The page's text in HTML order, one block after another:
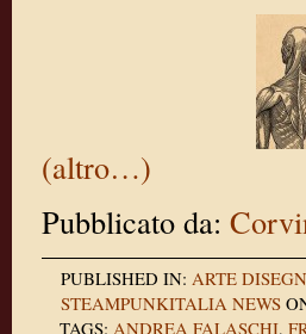
(altro…)
Pubblicato da:
PUBLISHED IN: ARTE
STEAMPUNKITALIA NEWS
TAGS: ANDREA FALASCHI,